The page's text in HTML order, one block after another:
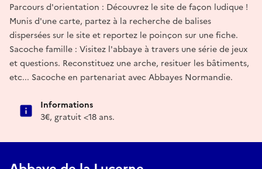
Parcours d'orientation : Découvrez le site de façon ludique !
Munis d'une carte, partez à la recherche de balises
dispersées sur le site et reportez le poinçon sur une fiche.
Sacoche famille : Visitez l'abbaye à travers une série de jeux
et questions. Reconstituez une arche, resituer les bâtiments,
etc... Sacoche en partenariat avec Abbayes Normandie.
Informations
3€, gratuit <18 ans.